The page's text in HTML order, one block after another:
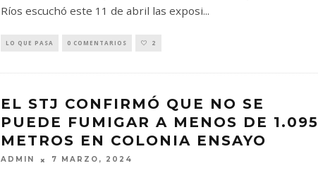
Ríos escuchó este 11 de abril las exposi...
LO QUE PASA 0 COMENTARIOS 2
EL STJ CONFIRMÓ QUE NO SE
PUEDE FUMIGAR A MENOS DE 1.095
METROS EN COLONIA ENSAYO
ADMIN 7 MARZO, 2024